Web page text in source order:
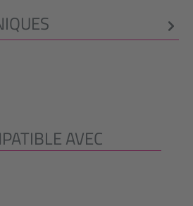
produits AVEC